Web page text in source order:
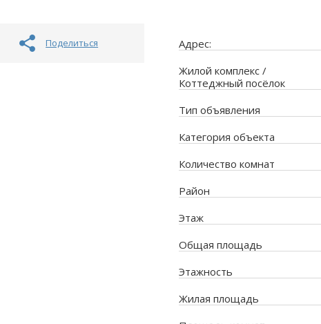
Поделиться Адрес:
Жилой комплекс /
Коттеджный посёлок
Тип объявления
Категория объекта
Количество комнат
Район
Этаж
Общая площадь
Этажность
Жилая площадь